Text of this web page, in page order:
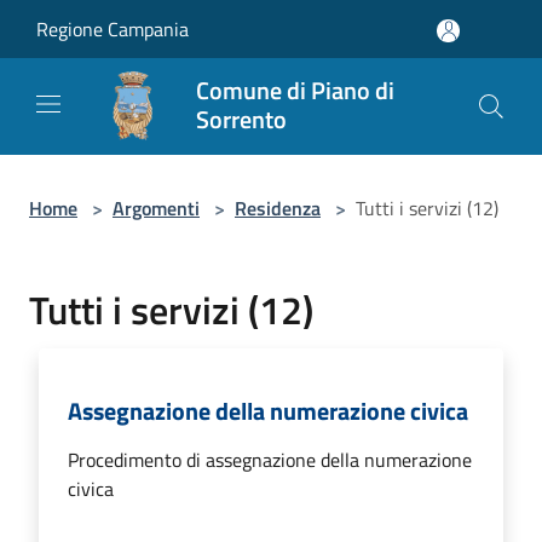
Regione Campania
Comune di Piano di
Sorrento
Home > Argomenti > Residenza > Tutti i servizi (12)
Tutti i servizi (12)
Assegnazione della numerazione civica
Procedimento di assegnazione della numerazione
civica